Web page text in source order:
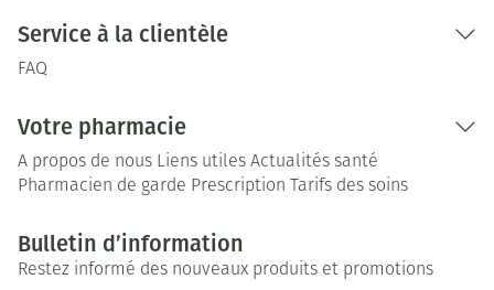
Service à la clientèle
FAQ
Votre pharmacie
A propos de nous Liens utiles Actualités santé
Pharmacien de garde Prescription Tarifs des soins
Bulletin d’information
Restez informé des nouveaux produits et promotions